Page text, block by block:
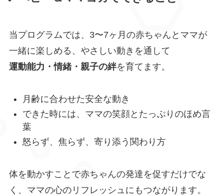
当プログラムでは、3〜7ヶ月の赤ちゃんとママが
一緒に楽しめる、やさしい動きを通して
運動能力・情緒・親子の絆を育てます。
月齢に合わせた安全な動き
できた時には、ママの笑顔とたっぷりのほめ言
葉
怒らず、焦らず、寄り添う関わり方
体を動かすことで赤ちゃんの発達を促すだけでな
く、ママの心のリフレッシュにもつながります。